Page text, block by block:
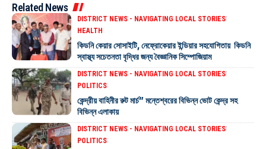
Related News
DISTRICT NEWS - NAVIGATING LOCAL STORIES
HEALTH
কিডনি কেয়ার সোসাইটি, নেফ্রোকেয়ার ইন্ডিয়ার সহযোগিতায় কিডনি
স্বাস্থ্য সচেতনতা বৃদ্ধির জন্য বৈজ্ঞানিক সিম্পোজিয়াম
DISTRICT NEWS - NAVIGATING LOCAL STORIES
POLITICS
কেন্দ্রীয় বাহিনীর রুট মার্চ” মন্তেশ্বরের বিভিন্ন ভোট কেন্দ্র সহ
বিভিন্ন এলাকায়
DISTRICT NEWS - NAVIGATING LOCAL STORIES
POLITICS